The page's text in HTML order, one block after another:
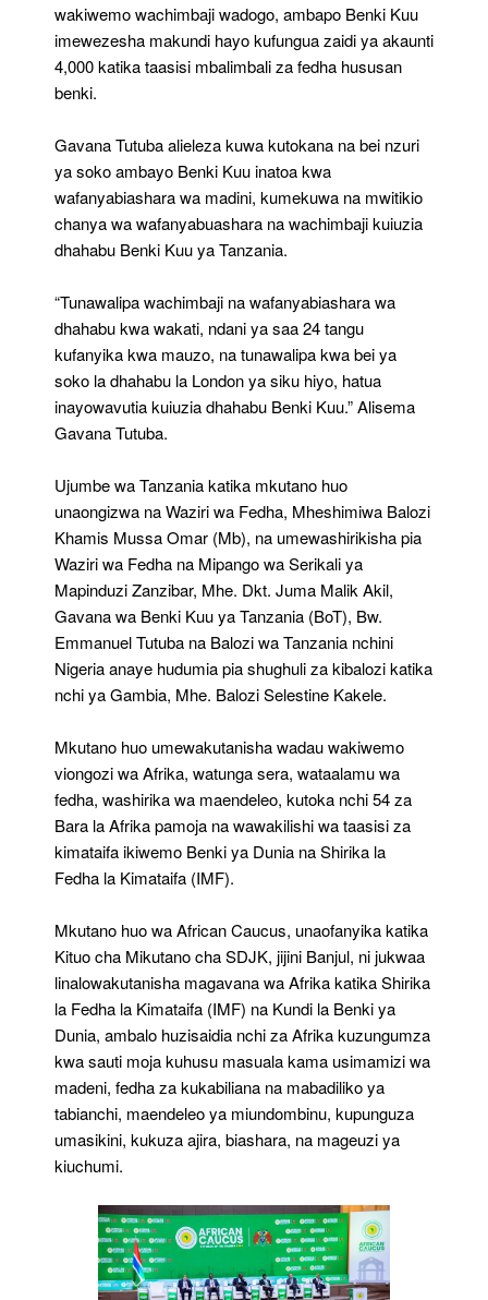
wakiwemo wachimbaji wadogo, ambapo Benki Kuu
imewezesha makundi hayo kufungua zaidi ya akaunti
4,000 katika taasisi mbalimbali za fedha hususan
benki.
Gavana Tutuba alieleza kuwa kutokana na bei nzuri
ya soko ambayo Benki Kuu inatoa kwa
wafanyabiashara wa madini, kumekuwa na mwitikio
chanya wa wafanyabuashara na wachimbaji kuiuzia
dhahabu Benki Kuu ya Tanzania.
“Tunawalipa wachimbaji na wafanyabiashara wa
dhahabu kwa wakati, ndani ya saa 24 tangu
kufanyika kwa mauzo, na tunawalipa kwa bei ya
soko la dhahabu la London ya siku hiyo, hatua
inayowavutia kuiuzia dhahabu Benki Kuu.” Alisema
Gavana Tutuba.
Ujumbe wa Tanzania katika mkutano huo
unaongizwa na Waziri wa Fedha, Mheshimiwa Balozi
Khamis Mussa Omar (Mb), na umewashirikisha pia
Waziri wa Fedha na Mipango wa Serikali ya
Mapinduzi Zanzibar, Mhe. Dkt. Juma Malik Akil,
Gavana wa Benki Kuu ya Tanzania (BoT), Bw.
Emmanuel Tutuba na Balozi wa Tanzania nchini
Nigeria anaye hudumia pia shughuli za kibalozi katika
nchi ya Gambia, Mhe. Balozi Selestine Kakele.
Mkutano huo umewakutanisha wadau wakiwemo
viongozi wa Afrika, watunga sera, wataalamu wa
fedha, washirika wa maendeleo, kutoka nchi 54 za
Bara la Afrika pamoja na wawakilishi wa taasisi za
kimataifa ikiwemo Benki ya Dunia na Shirika la
Fedha la Kimataifa (IMF).
Mkutano huo wa African Caucus, unaofanyika katika
Kituo cha Mikutano cha SDJK, jijini Banjul, ni jukwaa
linalowakutanisha magavana wa Afrika katika Shirika
la Fedha la Kimataifa (IMF) na Kundi la Benki ya
Dunia, ambalo huzisaidia nchi za Afrika kuzungumza
kwa sauti moja kuhusu masuala kama usimamizi wa
madeni, fedha za kukabiliana na mabadiliko ya
tabianchi, maendeleo ya miundombinu, kupunguza
umasikini, kukuza ajira, biashara, na mageuzi ya
kiuchumi.